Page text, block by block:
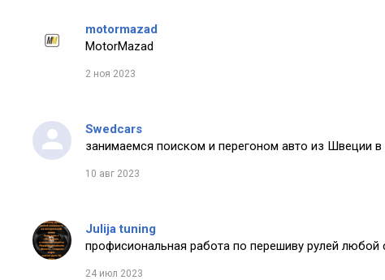
motormazad
MotorMazad
2 ноя 2023
Swedcars
занимаемся поиском и перегоном авто из Швеции в
10 авг 2023
Julija tuning
профисиональная работа по перешиву рулей
24 июл 2023